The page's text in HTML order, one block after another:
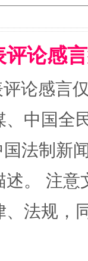
论感
论感言
中国全
法制新
述。 注
法规，